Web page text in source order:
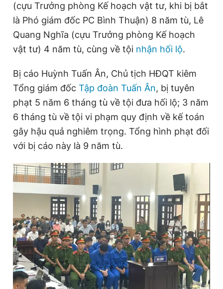
Đọc Thanh Niên trên điện thoại
Theo dõi báo trên
Hotline Liên hệ quảng cáo
Đặt báo Quảng cáo Chính sách bảo
Tổng biên tập: Nguyễn Ngọc Toàn
Phó tổng biên tập thường trực: Hải Thành
Phó tổng biên tập: Lâm Hiếu Dũng
Phó tổng biên tập: Trần Việt Hưng
Tổng thư ký tòa soạn: Đức Trung
Giấy phép xuất bản số 110/GP - BTTTT cấp ngày 24.3.2020
© 2003-2026 Bản quyền thuộc về Báo Thanh Niên. Cấm sao
chép dưới mọi hình thức nếu không có sự chấp thuận bằng văn
bản. Phát triển bởi ePi Technologies, JSC.
(cựu Trưởng phòng Kế hoạch vật tư, khi bị bắt
là Phó giám đốc PC Bình Thuận) 8 năm tù, Lê
Quang Nghĩa (cựu Trưởng phòng Kế hoạch
vật tư) 4 năm tù, cùng về tội nhận hối lộ.
Bị cáo Huỳnh Tuấn Ân, Chủ tịch HĐQT kiêm
Tổng giám đốc Tập đoàn Tuấn Ân, bị tuyên
phạt 5 năm 6 tháng tù về tội đưa hối lộ; 3 năm
6 tháng tù về tội vi phạm quy định về kế toán
gây hậu quả nghiêm trọng. Tổng hình phạt đối
với bị cáo này là 9 năm tù.